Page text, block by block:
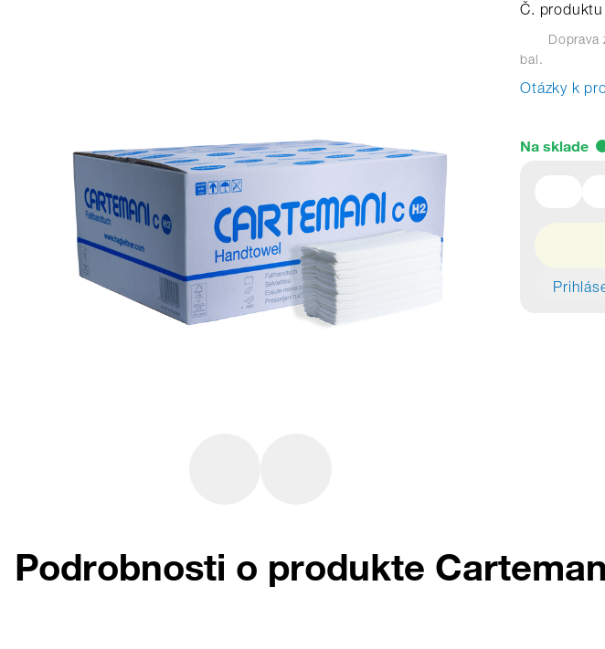
Č.
bal.
Otázky k
Na sklade
Podrobnosti o produkte